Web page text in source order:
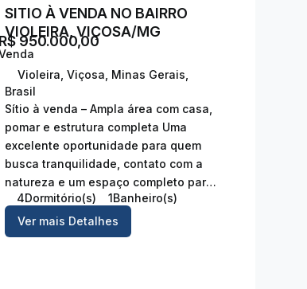
SITIO À VENDA NO BAIRRO
VIOLEIRA, VIÇOSA/MG
R$950.000,00
Violeira ,Viçosa Minas Gerais
Brasil
4Dormitório(s) 1Banheiro(s)
2600 ~ 2800m²
Sítio à venda – Ampla área com casa,
pomar e estrutura completa Uma
excelente oportunidade para quem
busca tranquilidade, contato com a
natureza e um espaço completo para
morar ou investir. Características do
imóvel: • Casa de dois andares
com: - 04 quartos; - Sala; -
Ver mais Detalhes